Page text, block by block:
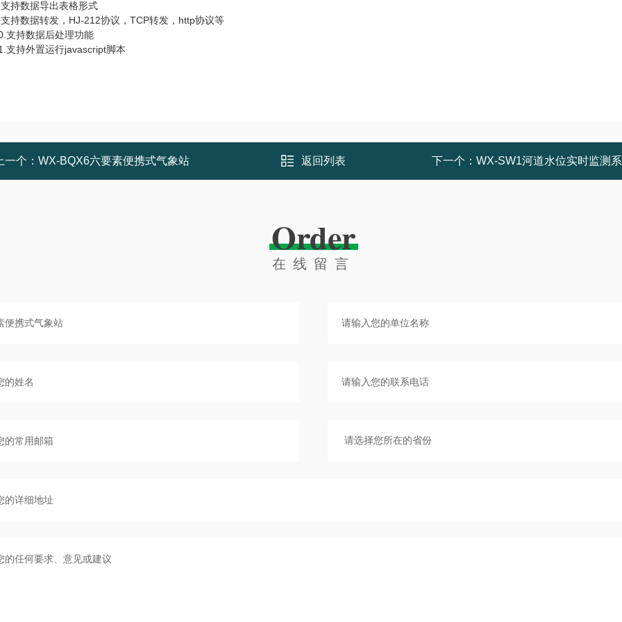
数据导出表格形式
数据转发，HJ-212协议，TCP转发，http协议等
持数据后处理功能
持外置运行javascript脚本
上一个： WX-BQX6六要素便携式气象站 返回列表 下一个： WX-SW1河道水位实时监测
Order
在线留言